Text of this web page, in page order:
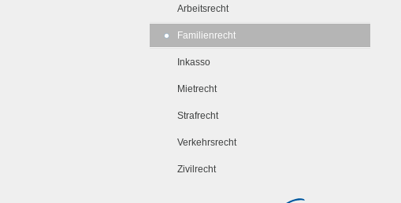
Arbeitsrecht
Familienrecht
Inkasso
Mietrecht
Strafrecht
Verkehrsrecht
Zivilrecht